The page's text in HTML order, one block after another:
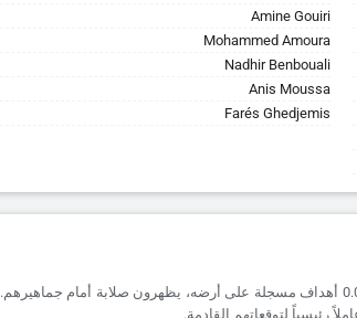
Amine Gouiri
Mohammed Amoura
Nadhir Benbouali
Anis Moussa
Farés Ghedjemis
يقدم Algeria موسماً مثيراً للاهتمام في WC. بمتوسط 0.00 أهداف مسجلة على أرضه، يظهرون صلابة أمام جماهيرهم.